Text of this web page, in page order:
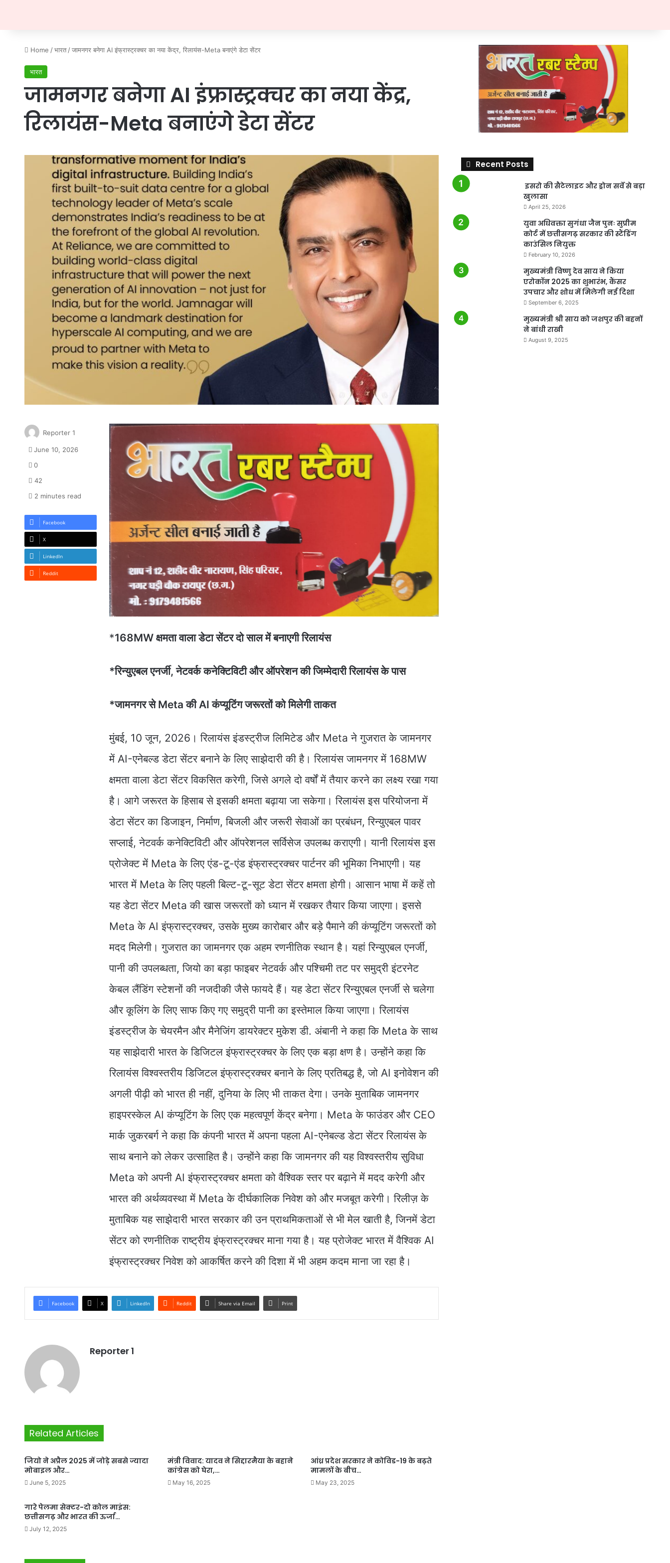
Home / भारत / जामनगर बनेगा AI इंफ्रास्ट्रक्चर का नया केंद्र, रिलायंस-Meta बनाएंगे डेटा सेंटर
भारत
जामनगर बनेगा AI इंफ्रास्ट्रक्चर का नया केंद्र,
रिलायंस-Meta बनाएंगे डेटा सेंटर
*168MW क्षमता वाला डेटा सेंटर दो साल में बनाएगी रिलायंस
*रिन्युएबल एनर्जी, नेटवर्क कनेक्टिविटी और ऑपरेशन की जिम्मेदारी रिलायंस के पास
*जामनगर से Meta की AI कंप्यूटिंग जरूरतों को मिलेगी ताकत
मुंबई, 10 जून, 2026। रिलायंस इंडस्ट्रीज लिमिटेड और Meta ने गुजरात के जामनगर
में AI-एनेबल्ड डेटा सेंटर बनाने के लिए साझेदारी की है। रिलायंस जामनगर में 168MW
क्षमता वाला डेटा सेंटर विकसित करेगी, जिसे अगले दो वर्षों में तैयार करने का लक्ष्य रखा गया
है। आगे जरूरत के हिसाब से इसकी क्षमता बढ़ाया जा सकेगा। रिलायंस इस परियोजना में
डेटा सेंटर का डिजाइन, निर्माण, बिजली और जरूरी सेवाओं का प्रबंधन, रिन्युएबल पावर
सप्लाई, नेटवर्क कनेक्टिविटी और ऑपरेशनल सर्विसेज उपलब्ध कराएगी। यानी रिलायंस इस
प्रोजेक्ट में Meta के लिए एंड-टू-एंड इंफ्रास्ट्रक्चर पार्टनर की भूमिका निभाएगी। यह
भारत में Meta के लिए पहली बिल्ट-टू-सूट डेटा सेंटर क्षमता होगी। आसान भाषा में कहें तो
यह डेटा सेंटर Meta की खास जरूरतों को ध्यान में रखकर तैयार किया जाएगा। इससे
Meta के AI इंफ्रास्ट्रक्चर, उसके मुख्य कारोबार और बड़े पैमाने की कंप्यूटिंग जरूरतों को
मदद मिलेगी। गुजरात का जामनगर एक अहम रणनीतिक स्थान है। यहां रिन्युएबल एनर्जी,
पानी की उपलब्धता, जियो का बड़ा फाइबर नेटवर्क और पश्चिमी तट पर समुद्री इंटरनेट
केबल लैंडिंग स्टेशनों की नजदीकी जैसे फायदे हैं। यह डेटा सेंटर रिन्युएबल एनर्जी से चलेगा
और कूलिंग के लिए साफ किए गए समुद्री पानी का इस्तेमाल किया जाएगा। रिलायंस
इंडस्ट्रीज के चेयरमैन और मैनेजिंग डायरेक्टर मुकेश डी. अंबानी ने कहा कि Meta के साथ
यह साझेदारी भारत के डिजिटल इंफ्रास्ट्रक्चर के लिए एक बड़ा क्षण है। उन्होंने कहा कि
रिलायंस विश्वस्तरीय डिजिटल इंफ्रास्ट्रक्चर बनाने के लिए प्रतिबद्ध है, जो AI इनोवेशन की
अगली पीढ़ी को भारत ही नहीं, दुनिया के लिए भी ताकत देगा। उनके मुताबिक जामनगर
हाइपरस्केल AI कंप्यूटिंग के लिए एक महत्वपूर्ण केंद्र बनेगा। Meta के फाउंडर और CEO
मार्क जुकरबर्ग ने कहा कि कंपनी भारत में अपना पहला AI-एनेबल्ड डेटा सेंटर रिलायंस के
साथ बनाने को लेकर उत्साहित है। उन्होंने कहा कि जामनगर की यह विश्वस्तरीय सुविधा
Meta को अपनी AI इंफ्रास्ट्रक्चर क्षमता को वैश्विक स्तर पर बढ़ाने में मदद करेगी और
भारत की अर्थव्यवस्था में Meta के दीर्घकालिक निवेश को और मजबूत करेगी। रिलीज़ के
मुताबिक यह साझेदारी भारत सरकार की उन प्राथमिकताओं से भी मेल खाती है, जिनमें डेटा
सेंटर को रणनीतिक राष्ट्रीय इंफ्रास्ट्रक्चर माना गया है। यह प्रोजेक्ट भारत में वैश्विक AI
इंफ्रास्ट्रक्चर निवेश को आकर्षित करने की दिशा में भी अहम कदम माना जा रहा है।
Reporter 1
June 10, 2026
0
42
2 minutes read
Facebook
X
LinkedIn
Reddit
Facebook X LinkedIn Reddit Share via Email Print
Reporter 1
Related Articles
जियो ने अप्रैल 2025 में जोड़े सबसे ज्यादा
मोबाइल और…
June 5, 2025
मंत्री विवाद: यादव ने सिद्दारमैया के बहाने
कांग्रेस को घेरा,…
May 16, 2025
आंध्र प्रदेश सरकार ने कोविड-19 के बढ़ते
मामलों के बीच…
May 23, 2025
गारे पेलमा सेक्टर-दो कोल माइंस:
छत्तीसगढ़ और भारत की ऊर्जा…
July 12, 2025
Recent Posts
इसरो की सैटेलाइट और ड्रोन सर्वे से बड़ा
खुलासा
April 25, 2026
युवा अधिवक्ता सुगंधा जैन पुनः सुप्रीम
कोर्ट में छत्तीसगढ़ सरकार की स्टैंडिंग
काउंसिल नियुक्त
February 10, 2026
मुख्यमंत्री विष्णु देव साय ने किया
एरोकॉन 2025 का शुभारंभ, कैंसर
उपचार और शोध में मिलेगी नई दिशा
September 6, 2025
मुख्यमंत्री श्री साय को जशपुर की बहनों
ने बांधी राखी
August 9, 2025